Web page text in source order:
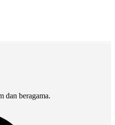
dan beragama.